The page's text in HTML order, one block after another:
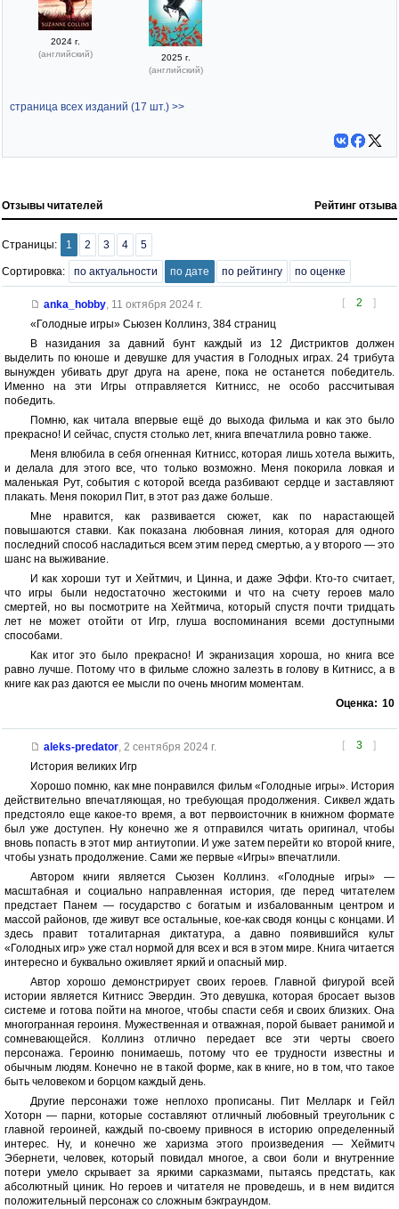
2024 г.
(английский)
2025 г.
(английский)
страница всех изданий (17 шт.) >>
Отзывы читателей Рейтинг отзыва
Страницы: 1 2 3 4 5
Сортировка: по актуальности по дате по рейтингу по оценке
[ 2 ]
anka_hobby, 11 октября 2024 г.
«Голодные игры» Сьюзен Коллинз, 384 страниц
В назидания за давний бунт каждый из 12 Дистриктов должен
выделить по юноше и девушке для участия в Голодных играх. 24 трибута
вынужден убивать друг друга на арене, пока не останется победитель.
Именно на эти Игры отправляется Китнисс, не особо рассчитывая
победить.
Помню, как читала впервые ещё до выхода фильма и как это было
прекрасно! И сейчас, спустя столько лет, книга впечатлила ровно также.
Меня влюбила в себя огненная Китнисс, которая лишь хотела выжить,
и делала для этого все, что только возможно. Меня покорила ловкая и
маленькая Рут, события с которой всегда разбивают сердце и заставляют
плакать. Меня покорил Пит, в этот раз даже больше.
Мне нравится, как развивается сюжет, как по нарастающей
повышаются ставки. Как показана любовная линия, которая для одного
последний способ насладиться всем этим перед смертью, а у второго — это
шанс на выживание.
И как хороши тут и Хейтмич, и Цинна, и даже Эффи. Кто-то считает,
что игры были недостаточно жестокими и что на счету героев мало
смертей, но вы посмотрите на Хейтмича, который спустя почти тридцать
лет не может отойти от Игр, глуша воспоминания всеми доступными
способами.
Как итог это было прекрасно! И экранизация хороша, но книга все
равно лучше. Потому что в фильме сложно залезть в голову в Китнисс, а в
книге как раз даются ее мысли по очень многим моментам.
Оценка: 10
[ 3 ]
aleks-predator, 2 сентября 2024 г.
История великих Игр
Хорошо помню, как мне понравился фильм «Голодные игры». История
действительно впечатляющая, но требующая продолжения. Сиквел ждать
предстояло еще какое-то время, а вот первоисточник в книжном формате
был уже доступен. Ну конечно же я отправился читать оригинал, чтобы
вновь попасть в этот мир антиутопии. И уже затем перейти ко второй книге,
чтобы узнать продолжение. Сами же первые «Игры» впечатлили.
Автором книги является Сьюзен Коллинз. «Голодные игры» —
масштабная и социально направленная история, где перед читателем
предстает Панем — государство с богатым и избалованным центром и
массой районов, где живут все остальные, кое-как сводя концы с концами. И
здесь правит тоталитарная диктатура, а давно появившийся культ
«Голодных игр» уже стал нормой для всех и вся в этом мире. Книга читается
интересно и буквально оживляет яркий и опасный мир.
Автор хорошо демонстрирует своих героев. Главной фигурой всей
истории является Китнисс Эвердин. Это девушка, которая бросает вызов
системе и готова пойти на многое, чтобы спасти себя и своих близких. Она
многогранная героиня. Мужественная и отважная, порой бывает ранимой и
сомневающейся. Коллинз отлично передает все эти черты своего
персонажа. Героиню понимаешь, потому что ее трудности известны и
обычным людям. Конечно не в такой форме, как в книге, но в том, что такое
быть человеком и борцом каждый день.
Другие персонажи тоже неплохо прописаны. Пит Мелларк и Гейл
Хоторн — парни, которые составляют отличный любовный треугольник с
главной героиней, каждый по-своему привнося в историю определенный
интерес. Ну, и конечно же харизма этого произведения — Хеймитч
Эбернети, человек, который повидал многое, а свои боли и внутренние
потери умело скрывает за яркими сарказмами, пытаясь предстать, как
абсолютный циник. Но героев и читателя не проведешь, и в нем видится
положительный персонаж со сложным бэкграундом.